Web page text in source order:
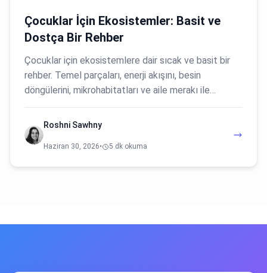
Çocuklar İçin Ekosistemler: Basit ve
Dostça Bir Rehber
Çocuklar için ekosistemlere dair sıcak ve basit bir
rehber. Temel parçaları, enerji akışını, besin
döngülerini, mikrohabitatları ve aile merakı ile…
Roshni Sawhny
Haziran 30, 2026• 5 dk okuma